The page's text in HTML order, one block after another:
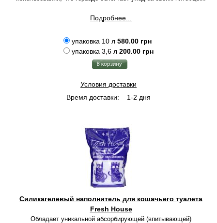
Подробнее...
упаковка 10 л 580.00 грн
упаковка 3,6 л 200.00 грн
Условия доставки
Время доставки:
1-2 дня
Силикагелевый наполнитель для кошачьего туалета
Fresh House
Обладает уникальной абсорбирующей (впитывающей)